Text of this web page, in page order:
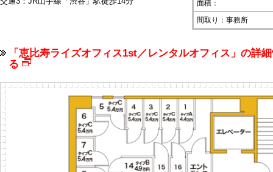
面積：
間取り：事務所
「恵比寿ライズオフィス1st／レンタルオフィス」の詳
る